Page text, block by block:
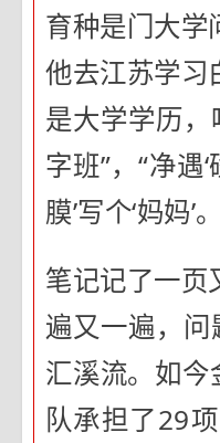
育种是门大学
他去江苏学习
是大学学历
字班”，“净遇
膜’写个‘妈妈’
笔记记了一页
遍又一遍，
汇溪流。如
队承担了29